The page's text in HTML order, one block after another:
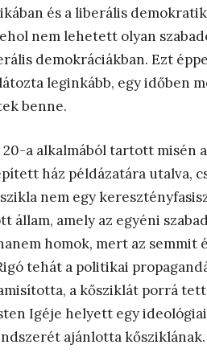
és a liberális
nem lehetett olyan
demokráciákban. Ezt
leginkább, egy időben
benne.
20-a alkalmából tartott misén
ház példázatára utalva,
nem egy
állam, amely az egyéni
homok, mert az
tehát a politikai
a kősziklát porrá
Igéje helyett egy
ajánlotta kősziklának.